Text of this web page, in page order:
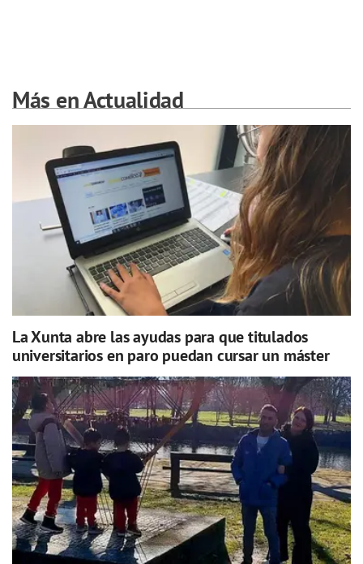
Más en Actualidad
La Xunta abre las ayudas para que titulados
universitarios en paro puedan cursar un máster